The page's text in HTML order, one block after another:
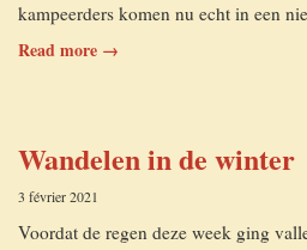
kampeerders komen nu echt in een
Read more →
Wandelen in de winter
3 février 2021
Voordat de regen deze week ging